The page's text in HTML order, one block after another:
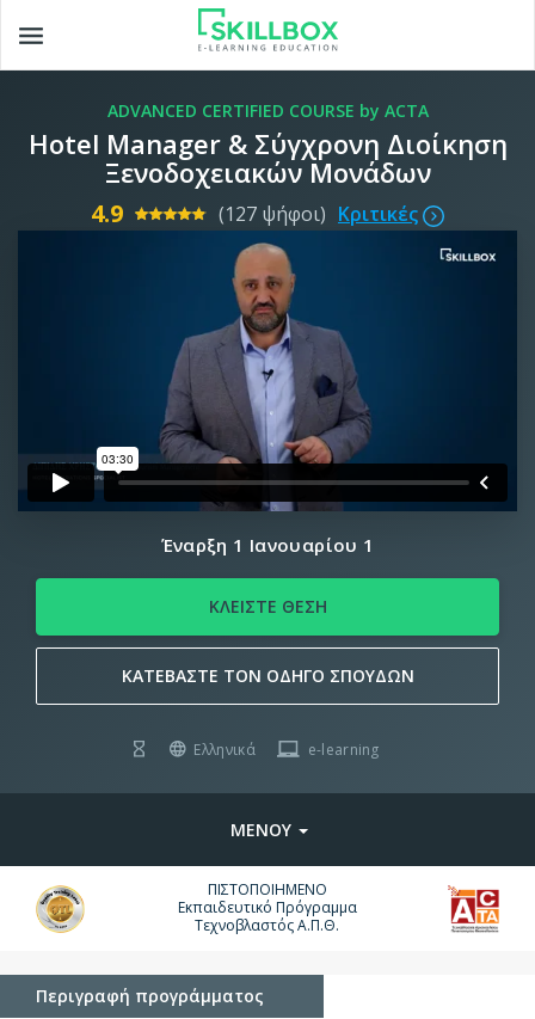
ADVANCED CERTIFIED COURSE by ACTA
Hotel Manager & Σύγχρονη Διοίκηση
Ξενοδοχειακών Μονάδων
4.9 (127 ψήφοι) Κριτικές
Έναρξη 1 Ιανουαρίου 1
ΚΛΕΙΣΤΕ ΘΕΣΗ
ΚΑΤΕΒΑΣΤΕ ΤΟΝ ΟΔΗΓΟ ΣΠΟΥΔΩΝ
Ελληνικά e-learning
ΜΕΝΟΥ
ΠΙΣΤΟΠΟΙΗΜΕΝΟ
Εκπαιδευτικό Πρόγραμμα
Τεχνοβλαστός Α.Π.Θ.
Περιγραφή προγράμματος